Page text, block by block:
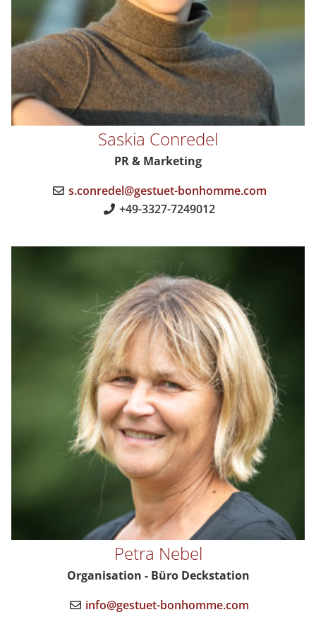
Saskia Conredel
PR & Marketing
s.conredel@gestuet-bonhomme.com
+49-3327-7249012
Petra Nebel
Organisation - Büro Deckstation
info@gestuet-bonhomme.com